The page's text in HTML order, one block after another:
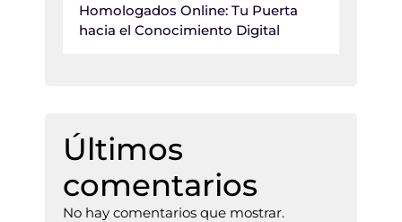
Homologados Online: Tu Puerta
hacia el Conocimiento Digital
Últimos
comentarios
No hay comentarios que mostrar.